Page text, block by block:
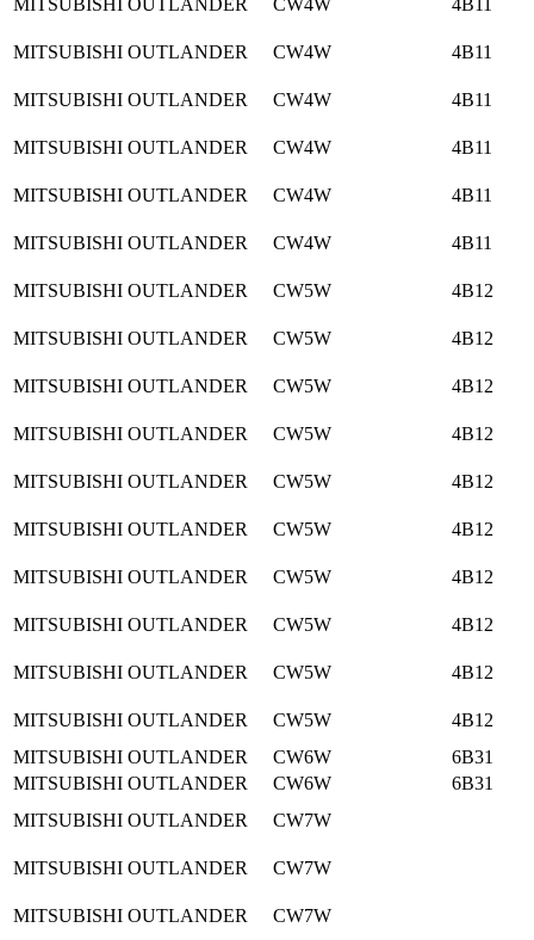
MITSUBISHI OUTLANDER CW4W 4B11
MITSUBISHI OUTLANDER CW4W 4B11
MITSUBISHI OUTLANDER CW4W 4B11
MITSUBISHI OUTLANDER CW4W 4B11
MITSUBISHI OUTLANDER CW4W 4B11
MITSUBISHI OUTLANDER CW5W 4B12
MITSUBISHI OUTLANDER CW5W 4B12
MITSUBISHI OUTLANDER CW5W 4B12
MITSUBISHI OUTLANDER CW5W 4B12
MITSUBISHI OUTLANDER CW5W 4B12
MITSUBISHI OUTLANDER CW5W 4B12
MITSUBISHI OUTLANDER CW5W 4B12
MITSUBISHI OUTLANDER CW5W 4B12
MITSUBISHI OUTLANDER CW5W 4B12
MITSUBISHI OUTLANDER CW5W
4B12
MITSUBISHI OUTLANDER
CW6W
6B31
MITSUBISHI OUTLANDER
CW6W
6B31
MITSUBISHI OUTLANDER
CW7W
MITSUBISHI OUTLANDER CW7W
MITSUBISHI OUTLANDER CW7W